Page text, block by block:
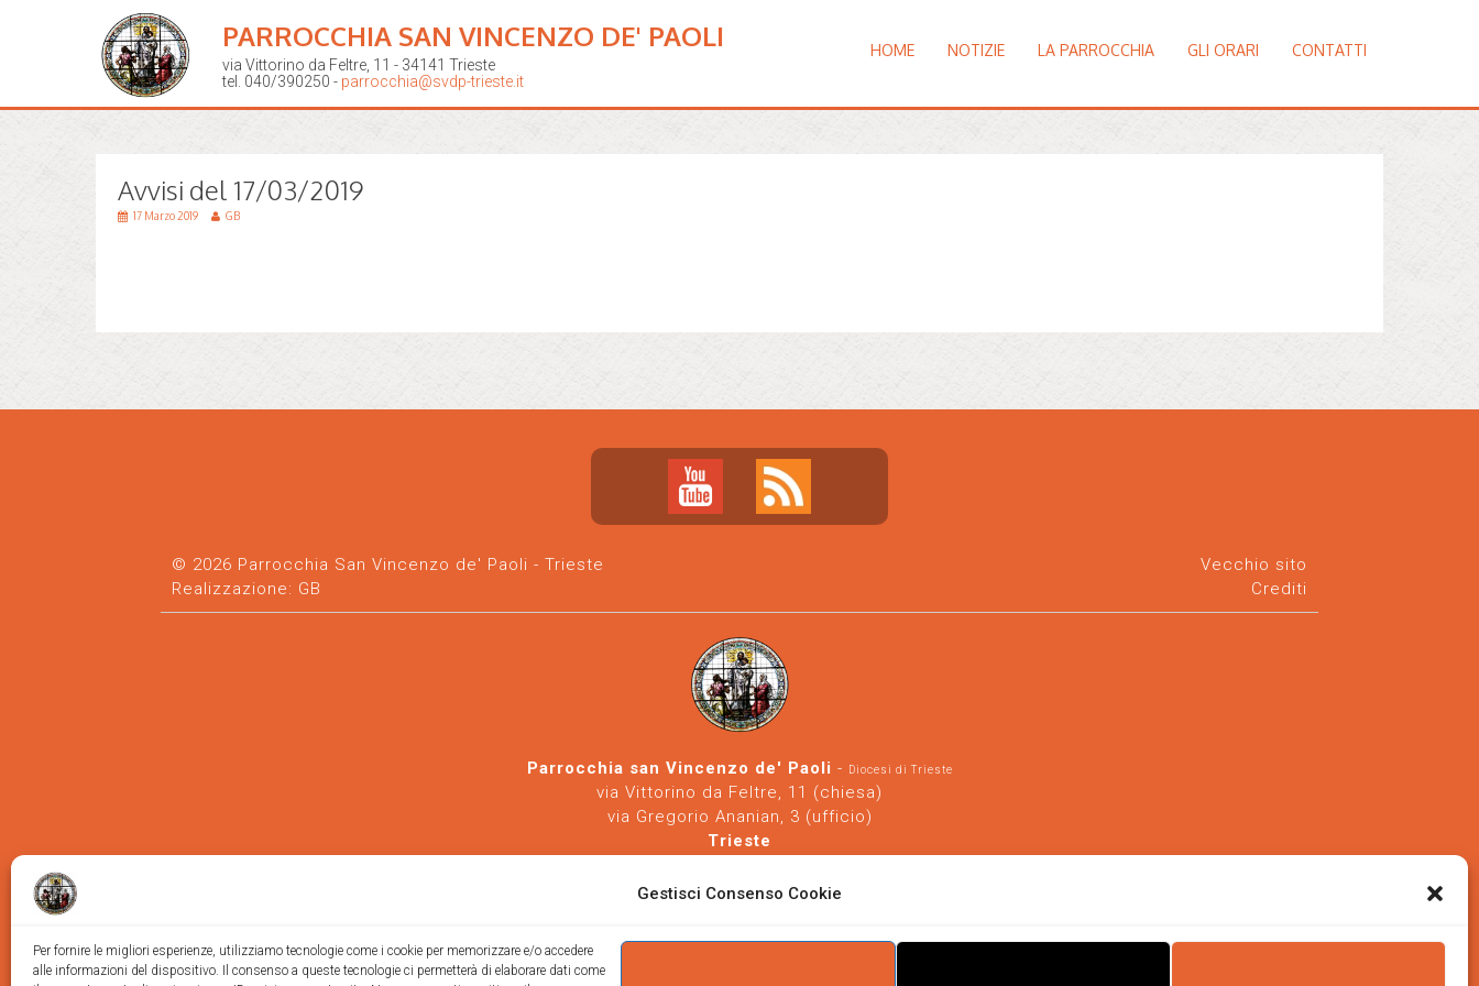
Gestisci Consenso Cookie
Per fornire le migliori esperienze, utilizziamo tecnologie come i cookie per memorizzare e/o accedere
alle informazioni del dispositivo. Il consenso a queste tecnologie ci permetterà di elaborare dati come
PARROCCHIA SAN VINCENZO DE' PAOLI
via Vittorino da Feltre, 11 - 34141 Trieste
tel. 040/390250 - parrocchia@svdp-trieste.it
HOME NOTIZIE LA PARROCCHIA GLI ORARI CONTATTI
Avvisi del 17/03/2019
17 Marzo 2019 GB
© 2026 Parrocchia San Vincenzo de' Paoli - Trieste
Realizzazione: GB
Vecchio sito
Crediti
Parrocchia san Vincenzo de' Paoli - Diocesi di Trieste
via Vittorino da Feltre, 11 (chiesa)
via Gregorio Ananian, 3 (ufficio)
Trieste
https://www.svdp-trieste.it-parrocchia@svdp-trieste.it
Informativa privacy-Informativa cookie